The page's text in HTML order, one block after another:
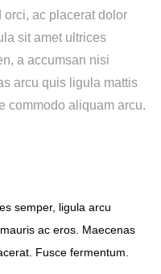
orci, ac placerat dolor
sit amet ultrices
a accumsan nisi
arcu quis ligula mattis
commodo aliquam arcu.
semper, ligula arcu
ac eros. Maecenas
Fusce fermentum.